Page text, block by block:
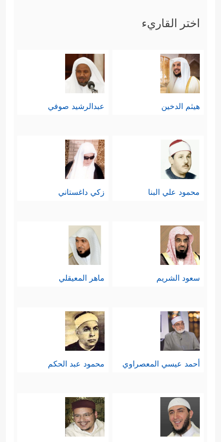
سورةالفاتحة
والهداية، مما يُدلِّلُ على أننا نقرأ
منظومةً مُترابطةً يُقوِّي بعضُها بعضًا،
ويُؤكِّد بعضُها بعضًا، وكما أكّدت سورة
الذين أنعم الله عليهم واختارهم من بين
خلقه لنعمته ومرضاته، جاء التأكيد هنا
بتميُّزِهم وإحسانِهم وفلاحِهم
﴿هُدࣰى وَرَحۡمَةࣰ
والإحسان قيمة أيضًا.
ثالثًا: في مقابل هذه القيم الكبرى يذكرُ
القرآن أضدادها من القيم المقلوبة
المجتمعات وتهوي بها في مهاوي الردى
والضلال والهلاك، فيذكر الضلال الذي
يُقابل الهُدى، والجهل الذي يُقابل العلم
سَبِیلِ ٱللَّهِ بِغَیۡرِ عِلۡمࣲ﴾
ثم يذكرُ الاستكبار وهو
أُسُّ الضلال، وقرينُ الجهل﴿وَإِذَا تُتۡلَىٰ عَلَیۡهِ
اختر القاريء
هيثم الدخين عبدالرشيد صوفي
محمود علي البنا زكي داغستاني
سعود الشريم ماهر المعيقلي
أحمد عيسي المعصراوي محمود عبد الحكم